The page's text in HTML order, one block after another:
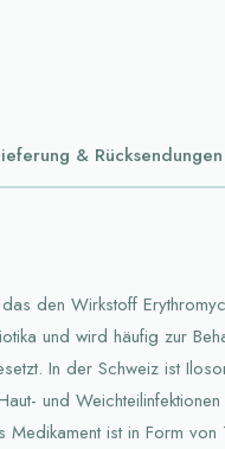
& Rücksendungen
den Wirkstoff
und wird häufig zur
In der Schweiz ist
und
Medikament ist in Form